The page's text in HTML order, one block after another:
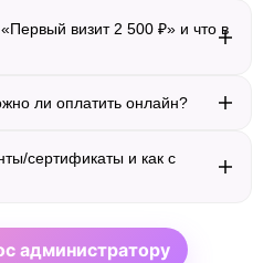
визит 2 500 ₽» и что в
ли оплатить онлайн?
сертификаты и как с
администратору